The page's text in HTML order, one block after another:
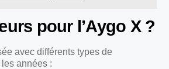
pour l’Aygo X ?
avec différents types de
années :